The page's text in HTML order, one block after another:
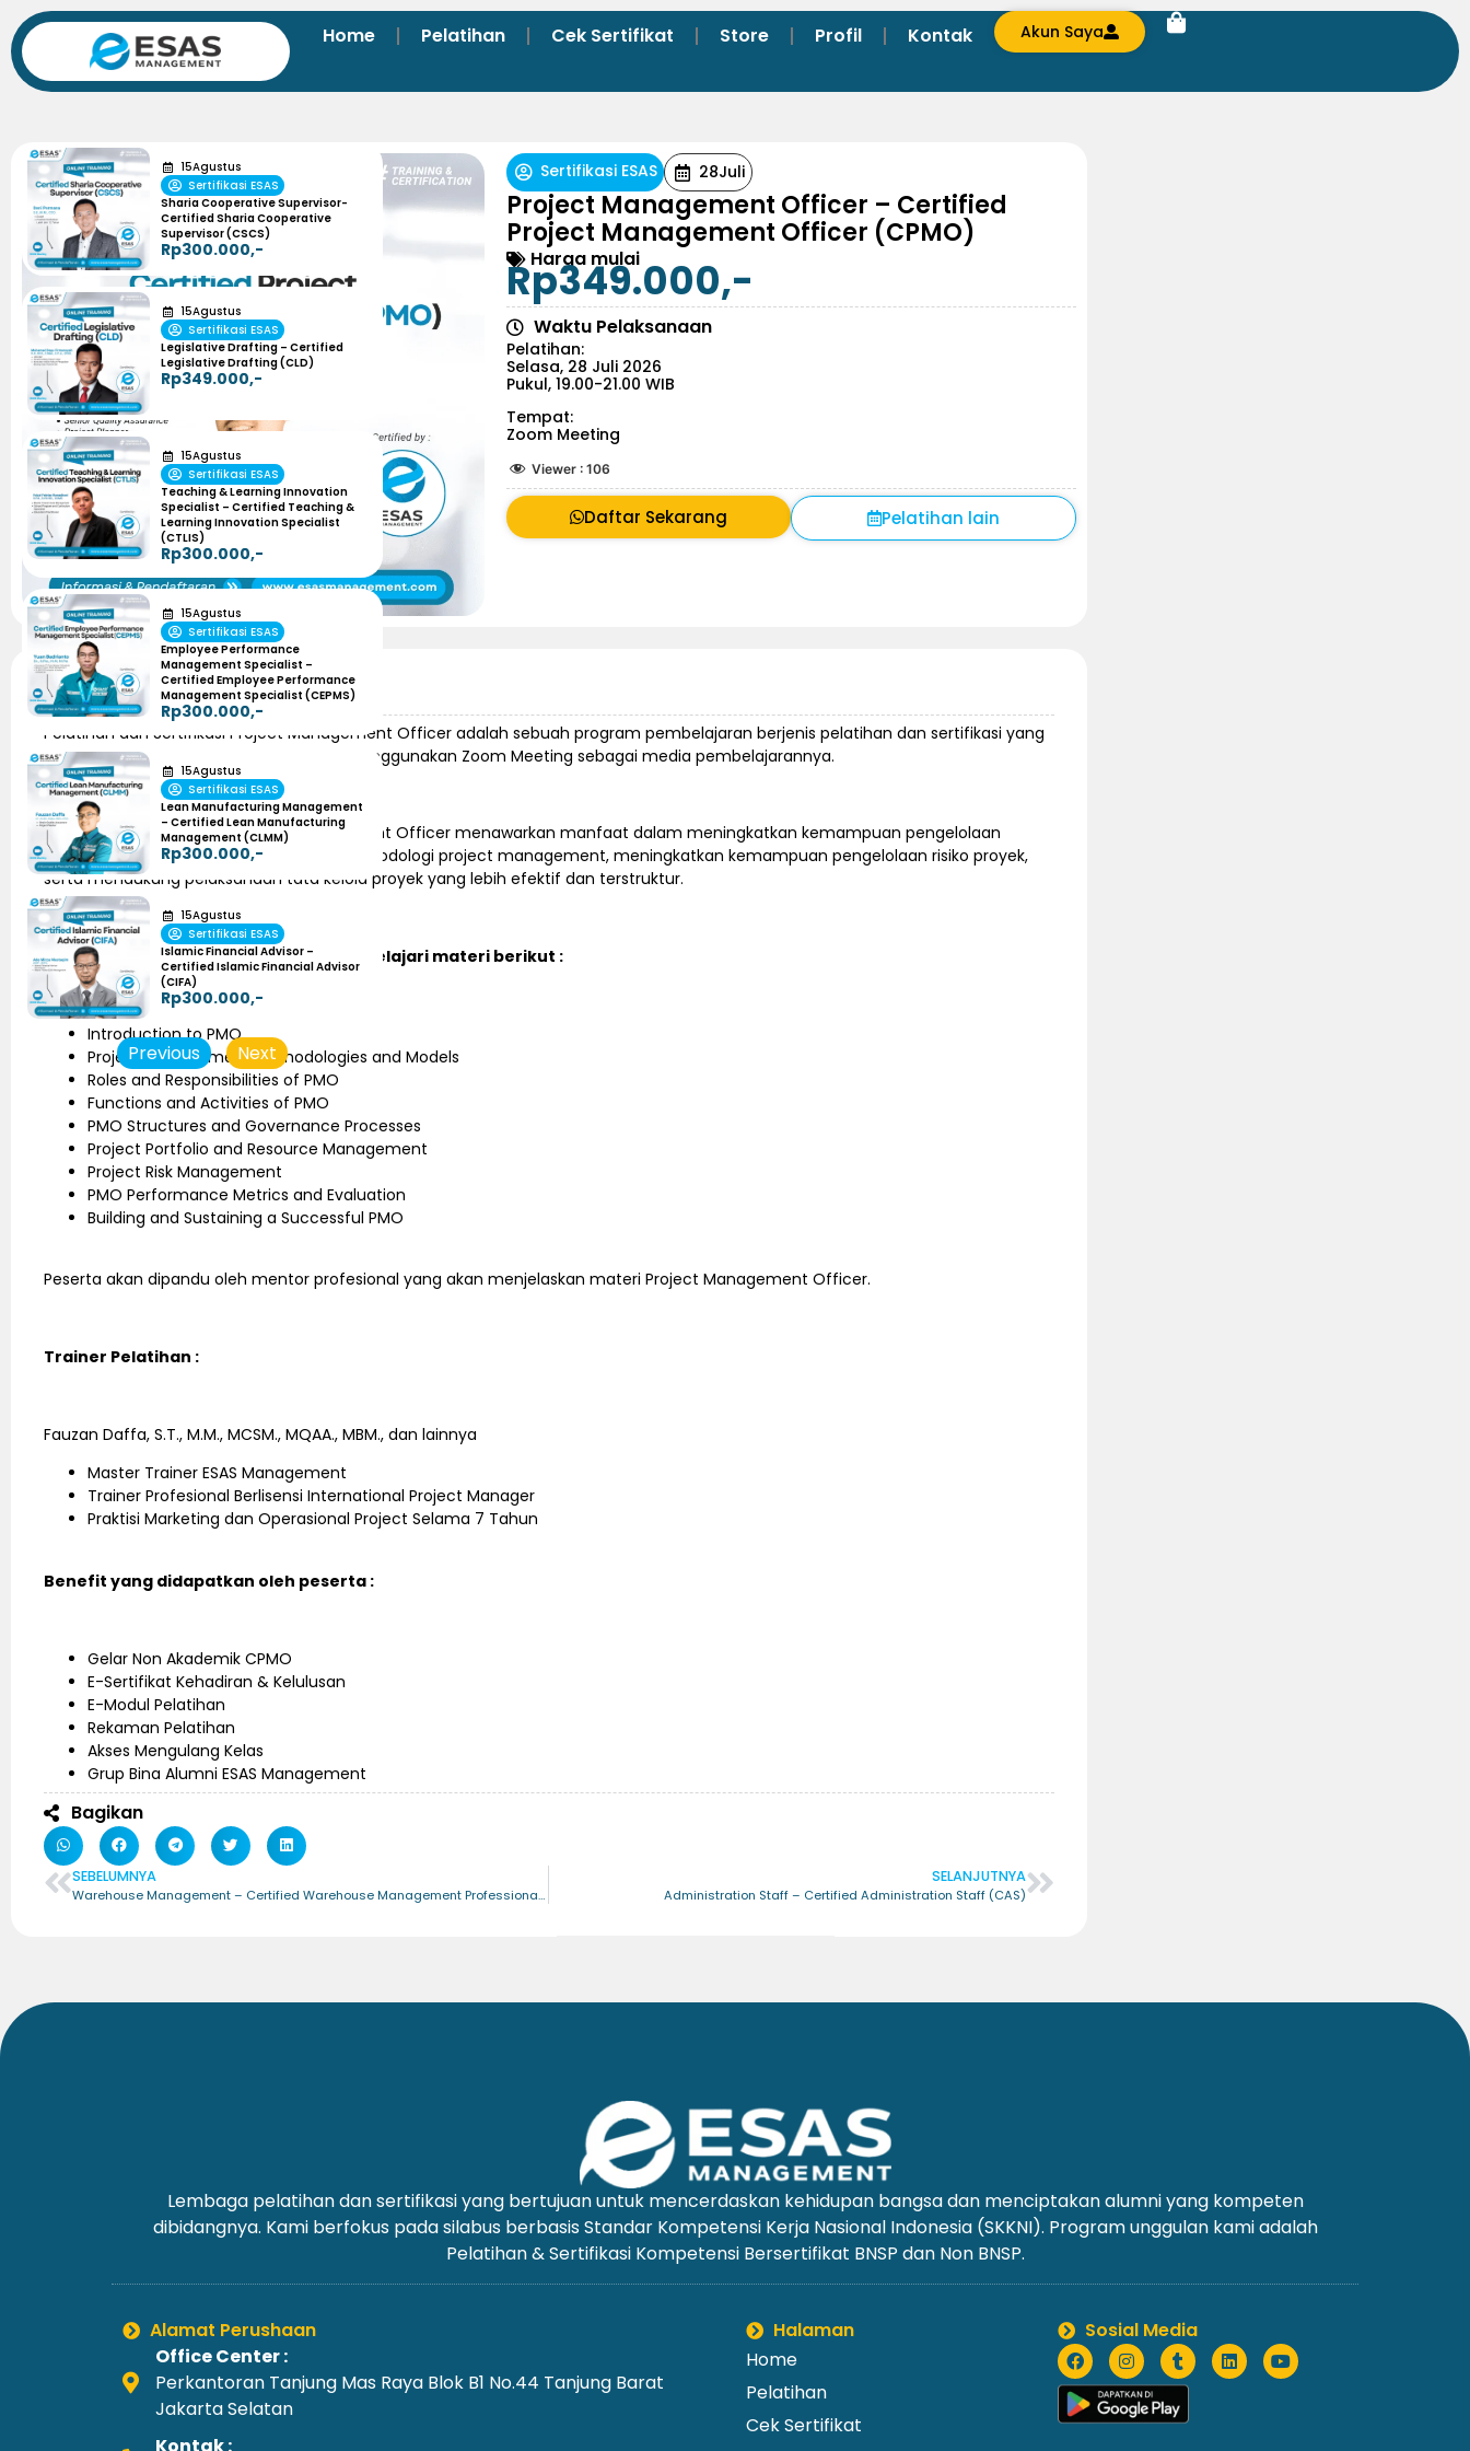
Home Pelatihan Cek Sertifikat Store Profil Kontak Akun Saya
Sertifikasi ESAS 28Juli
Project Management Officer – Certified
Project Management Officer (CPMO)
Harga mulai
Rp349.000,-
Waktu Pelaksanaan
Pelatihan:
Selasa, 28 Juli 2026
Pukul, 19.00-21.00 WIB
Tempat:
Zoom Meeting
Viewer : 106
Daftar Sekarang Pelatihan lain
Informasi Pelatihan
Pelatihan dan Sertifikasi Project Management Officer adalah sebuah program pembelajaran berjenis pelatihan dan sertifikasi yang
diselenggarakan secara online dengan menggunakan Zoom Meeting sebagai media pembelajarannya.
Pelatihan dan sertifikasi Project Management Officer menawarkan manfaat dalam meningkatkan kemampuan pengelolaan
proyek secara profesional, memahami metodologi project management, meningkatkan kemampuan pengelolaan risiko proyek,
serta mendukung pelaksanaan tata kelola proyek yang lebih efektif dan terstruktur.
Dalam program ini peserta akan mempelajari materi berikut :
Introduction to PMO
Project Management Methodologies and Models
Roles and Responsibilities of PMO
Functions and Activities of PMO
PMO Structures and Governance Processes
Project Portfolio and Resource Management
Project Risk Management
PMO Performance Metrics and Evaluation
Building and Sustaining a Successful PMO
Peserta akan dipandu oleh mentor profesional yang akan menjelaskan materi Project Management Officer.
Trainer Pelatihan :
Fauzan Daffa, S.T., M.M., MCSM., MQAA., MBM., dan lainnya
Master Trainer ESAS Management
Trainer Profesional Berlisensi International Project Manager
Praktisi Marketing dan Operasional Project Selama 7 Tahun
Benefit yang didapatkan oleh peserta :
Gelar Non Akademik CPMO
E-Sertifikat Kehadiran & Kelulusan
E-Modul Pelatihan
Rekaman Pelatihan
Akses Mengulang Kelas
Grup Bina Alumni ESAS Management
Bagikan
SEBELUMNYA
Warehouse Management – Certified Warehouse Management Professional (CWMP)
SELANJUTNYA
Administration Staff – Certified Administration Staff (CAS)
15Agustus
Sertifikasi ESAS
Sharia Cooperative Supervisor-
Certified Sharia Cooperative
Supervisor (CSCS)
Rp300.000,-
15Agustus
Sertifikasi ESAS
Legislative Drafting – Certified
Legislative Drafting (CLD)
Rp349.000,-
15Agustus
Sertifikasi ESAS
Teaching & Learning Innovation
Specialist – Certified Teaching &
Learning Innovation Specialist
(CTLIS)
Rp300.000,-
15Agustus
Sertifikasi ESAS
Employee Performance
Management Specialist –
Certified Employee Performance
Management Specialist (CEPMS)
Rp300.000,-
15Agustus
Sertifikasi ESAS
Lean Manufacturing Management
– Certified Lean Manufacturing
Management (CLMM)
Rp300.000,-
15Agustus
Sertifikasi ESAS
Islamic Financial Advisor –
Certified Islamic Financial Advisor
(CIFA)
Rp300.000,-
Previous Next
Lembaga pelatihan dan sertifikasi yang bertujuan untuk mencerdaskan kehidupan bangsa dan menciptakan alumni yang kompeten
dibidangnya. Kami berfokus pada silabus berbasis Standar Kompetensi Kerja Nasional Indonesia (SKKNI). Program unggulan kami adalah
Pelatihan & Sertifikasi Kompetensi Bersertifikat BNSP dan Non BNSP.
Alamat Perushaan
Office Center :
Perkantoran Tanjung Mas Raya Blok B1 No.44 Tanjung Barat
Jakarta Selatan
Kontak :
Halaman
Home
Pelatihan
Cek Sertifikat
Sosial Media